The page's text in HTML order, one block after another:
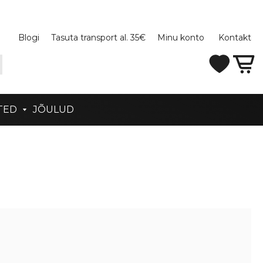
Blogi Tasuta transport al. 35€ Minu konto Kontakt
JÕULUD